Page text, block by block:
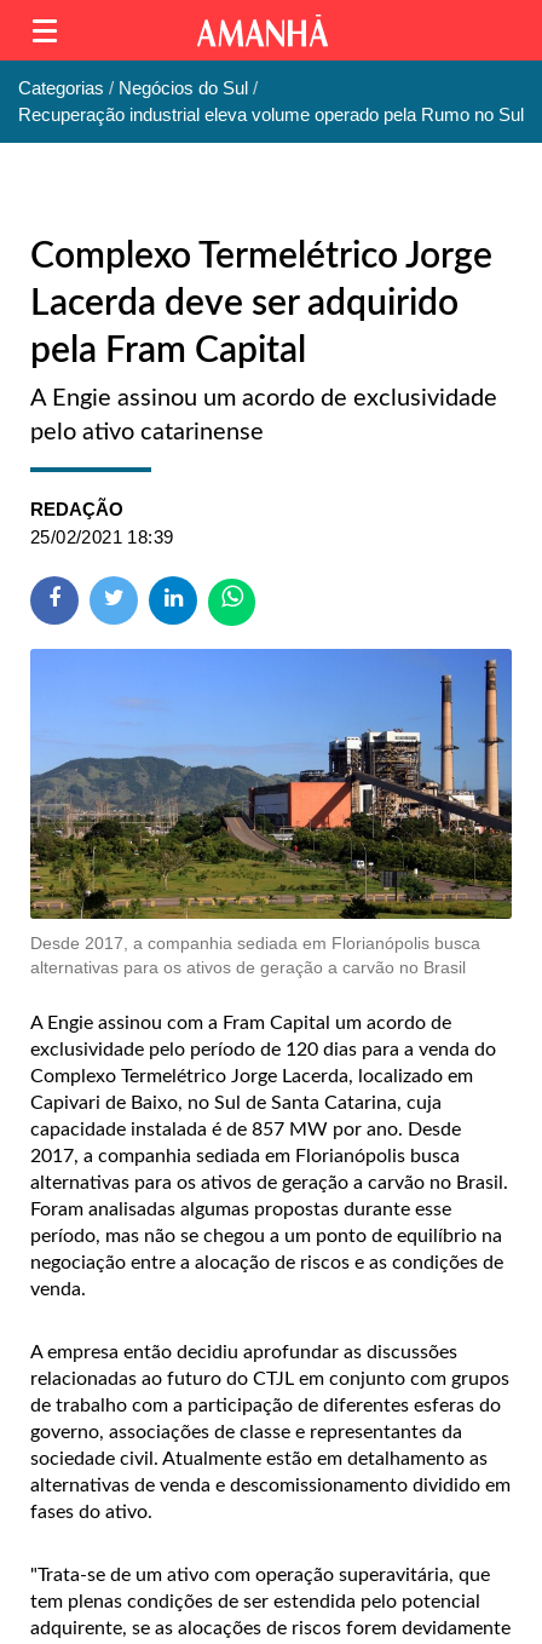
Categorias
Negócios do Sul
Recuperação industrial eleva volume operado pela Rumo no Sul
Complexo Termelétrico Jorge
Lacerda deve ser adquirido
pela Fram Capital
A Engie assinou um acordo de exclusividade
pelo ativo catarinense
REDAÇÃO
25/02/2021 18:39
Desde 2017, a companhia sediada em Florianópolis busca
alternativas para os ativos de geração a carvão no Brasil
A Engie assinou com a Fram Capital um acordo de
exclusividade pelo período de 120 dias para a venda do
Complexo Termelétrico Jorge Lacerda, localizado em
Capivari de Baixo, no Sul de Santa Catarina, cuja
capacidade instalada é de 857 MW por ano. Desde
2017, a companhia sediada em Florianópolis busca
alternativas para os ativos de geração a carvão no Brasil.
Foram analisadas algumas propostas durante esse
período, mas não se chegou a um ponto de equilíbrio na
negociação entre a alocação de riscos e as condições de
venda.
A empresa então decidiu aprofundar as discussões
relacionadas ao futuro do CTJL em conjunto com grupos
de trabalho com a participação de diferentes esferas do
governo, associações de classe e representantes da
sociedade civil. Atualmente estão em detalhamento as
alternativas de venda e descomissionamento dividido em
fases do ativo.
"Trata-se de um ativo com operação superavitária, que
tem plenas condições de ser estendida pelo potencial
adquirente, se as alocações de riscos forem devidamente